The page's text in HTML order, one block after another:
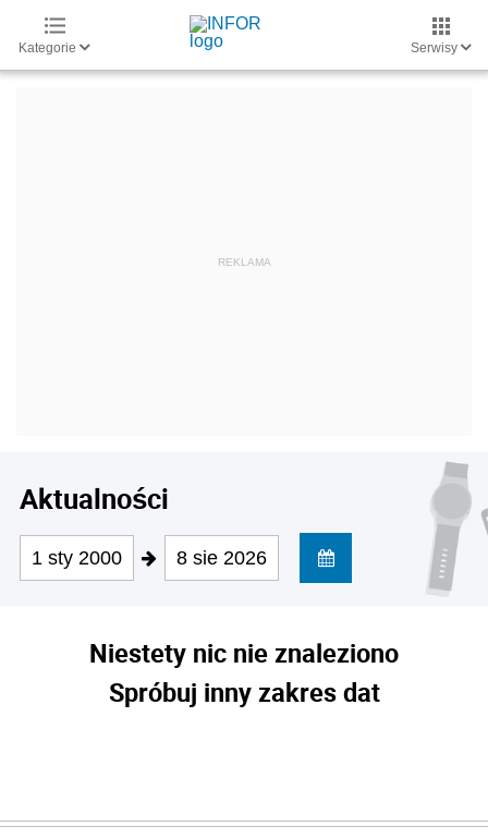
Kategorie Serwisy
Aktualności
1 sty 2000 8 sie 2026
Niestety nic nie znaleziono
Spróbuj inny zakres dat